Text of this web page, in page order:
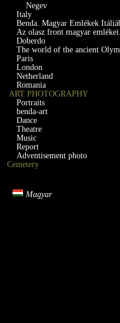
Negev
Italy
Benda. Magyar Emlékek
Az olasz front magyar
Doberdo
The world of the ancient
Paris
London
Netherland
Romania
ART PHOTOGRAPHY
Portraits
benda-art
Dance
Theatre
Music
Report
Adventisement photo
Cemetery
Magyar